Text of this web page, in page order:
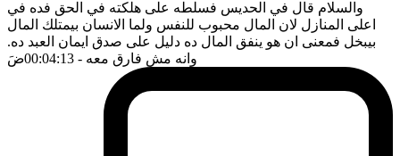
والسلام قال في الحديس فسلطه على هلكته في الحق فده في
اعلى المنازل لان المال محبوب للنفس ولما الانسان بيمتلك المال
بيبخل فمعنى ان هو ينفق المال ده دليل على صدق ايمان العبد ده.
وانه مش فارق معه - 00:04:13 ضَ